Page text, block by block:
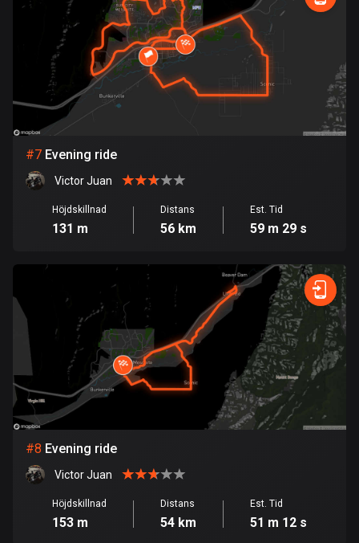
113 rutter
Elfenbenskusten
1 rutt
Estland
1142 rutter
Etiopien
5 rutter
Färöarna
13 rutter
Filippinerna
4134 rutter
Finland
3177 rutter
Förenade arabemiraten
132 rutter
Frankrike
7305 rutter
#7 Evening ride
Victor Juan
Höjdskillnad
131 m
Distans
56 km
Est. Tid
59 m 29 s
#8 Evening ride
Victor Juan
Höjdskillnad
153 m
Distans
54 km
Est. Tid
51 m 12 s